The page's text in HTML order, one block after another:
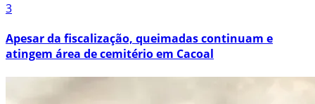
3
Apesar da fiscalização, queimadas continuam e
atingem área de cemitério em Cacoal